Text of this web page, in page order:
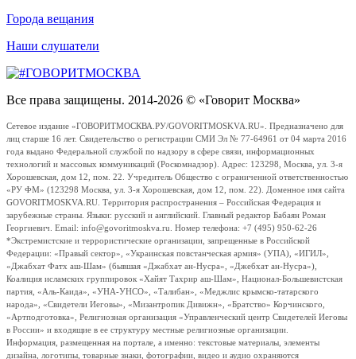
Города вещания
Наши слушатели
Все права защищены. 2014-2026 © «Говорит Москва»
Сетевое издание «ГОВОРИТМОСКВА.РУ/GOVORITMOSKVA.RU». Предназначено для
лиц старше 16 лет. Свидетельство о регистрации СМИ Эл № 77-64961 от 04 марта 2016
года выдано Федеральной службой по надзору в сфере связи, информационных
технологий и массовых коммуникаций (Роскомнадзор). Адрес: 123298, Москва, ул. 3-я
Хорошевская, дом 12, пом. 22. Учредитель Общество с ограниченной ответственностью
«РУ ФМ» (123298 Москва, ул. 3-я Хорошевская, дом 12, пом. 22). Доменное имя сайта
GOVORITMOSKVA.RU. Территория распространения – Российская Федерация и
зарубежные страны. Языки: русский и английский. Главный редактор Бабаян Роман
Георгиевич. Email: info@govoritmoskva.ru. Номер телефона: +7 (495) 950-62-26
*Экстремистские и террористические организации, запрещенные в Российской
Федерации: «Правый сектор», «Украинская повстанческая армия» (УПА), «ИГИЛ»,
«Джабхат Фатх аш-Шам» (бывшая «Джабхат ан-Нусра», «Джебхат ан-Нусра»),
Коалиция исламских группировок «Хайят Тахрир аш-Шам», Национал-Большевистская
партия, «Аль-Каида», «УНА-УНСО», «Талибан», «Меджлис крымско-татарского
народа», «Свидетели Иеговы», «Мизантропик Дивижн», «Братство» Корчинского,
«Артподготовка», Религиозная организация «Управленческий центр Свидетелей Иеговы
в России» и входящие в ее структуру местные религиозные организации.
Информация, размещенная на портале, а именно: текстовые материалы, элементы
дизайна, логотипы, товарные знаки, фотографии, видео и аудио охраняются